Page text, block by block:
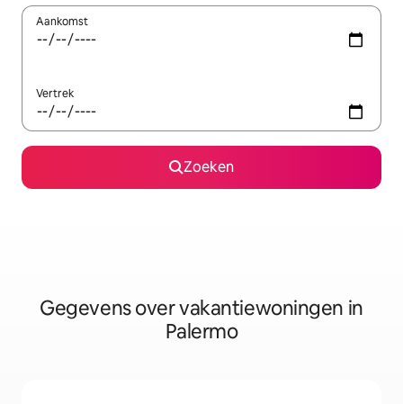
Aankomst
Vertrek
Zoeken
Gegevens over vakantiewoningen in
Palermo